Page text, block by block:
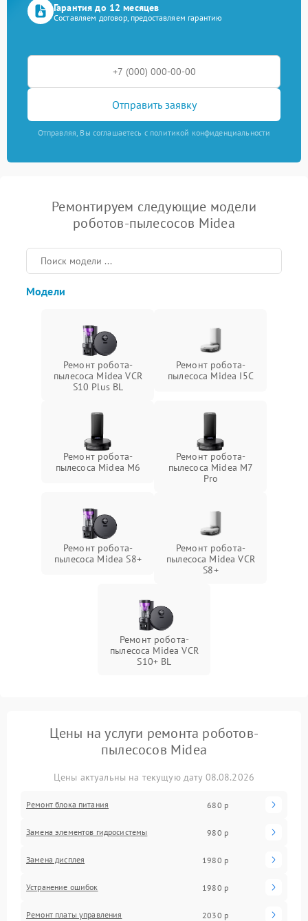
Гарантия до 12 месяцев
Составляем договор, предоставляем гарантию
Отправить заявку
Отправляя, Вы соглашаетесь с политикой конфиденциальности
Ремонтируем следующие модели
роботов-пылесосов Midea
Модели
Ремонт робота-
пылесоса Midea VCR
S10 Plus BL
Ремонт робота-
пылесоса Midea I5C
Ремонт робота-
пылесоса Midea M6
Ремонт робота-
пылесоса Midea M7
Pro
Ремонт робота-
пылесоса Midea S8+
Ремонт робота-
пылесоса Midea VCR
S8+
Ремонт робота-
пылесоса Midea VCR
S10+ BL
Цены на услуги ремонта роботов-
пылесосов Midea
Цены актуальны на текущую дату 08.08.2026
Ремонт блока питания 680 р
Замена элементов гидросистемы 980 р
Замена дисплея 1980 р
Устранение ошибок 1980 р
Ремонт платы управления 2030 р